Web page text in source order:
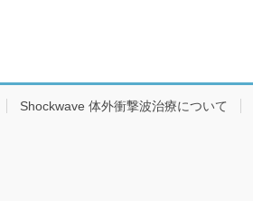
Shockwave 体外衝撃波治療について